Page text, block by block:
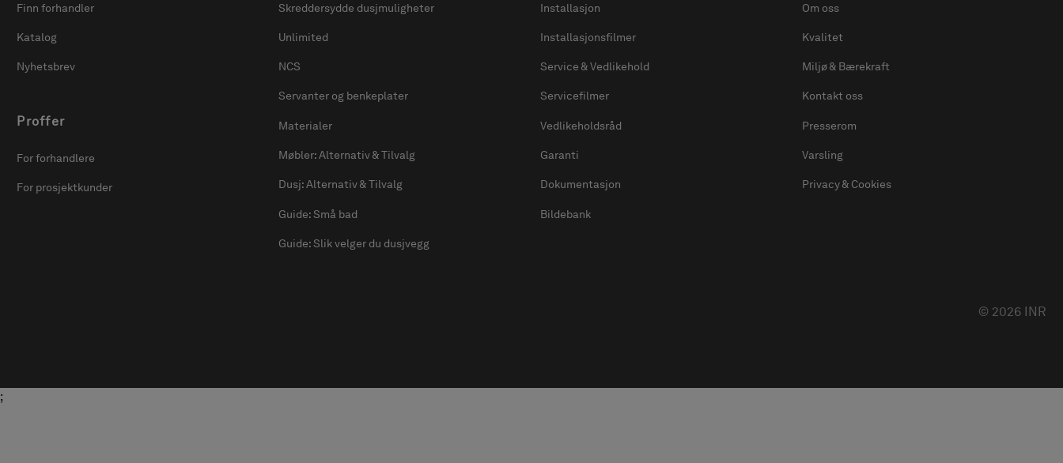
Finn forhandler
Katalog
Nyhetsbrev
Proffer
For forhandlere
For prosjektkunder
Skreddersydde dusjmuligheter
Unlimited
NCS
Servanter og benkeplater
Materialer
Møbler: Alternativ & Tilvalg
Dusj: Alternativ & Tilvalg
Guide: Små bad
Guide: Slik velger du dusjvegg
Installasjon
Installasjonsfilmer
Service & Vedlikehold
Servicefilmer
Vedlikeholdsråd
Garanti
Dokumentasjon
Bildebank
Om oss
Kvalitet
Miljø & Bærekraft
Kontakt oss
Presserom
Varsling
Privacy & Cookies
© 2026 INR
;